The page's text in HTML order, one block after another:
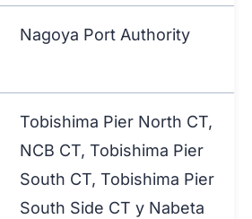
Nagoya Port Authority
Tobishima Pier North CT,
NCB CT, Tobishima Pier
South CT, Tobishima Pier
South Side CT y Nabeta